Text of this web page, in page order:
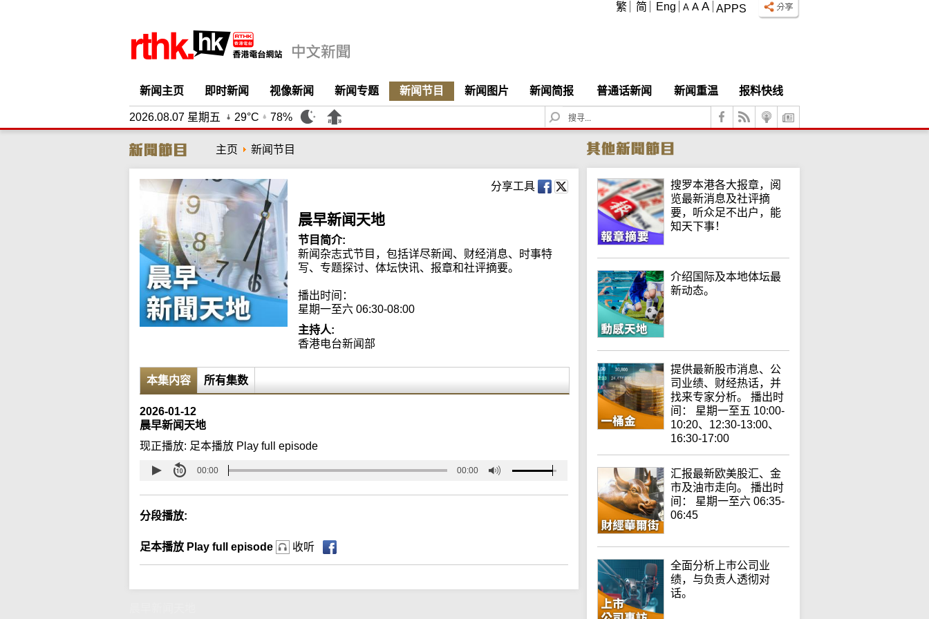
APPS
A A A
繁 简 Eng
新闻主页 即时新闻 视像新闻 新闻专题 新闻节目 新闻图片 新闻简报 普通话新闻 新闻重温 报料快线
2026.08.07 星期五 29°C 78%
S
e
c
h
主页 新闻节目
分享工具
晨早新闻天地
节目简介:
新闻杂志式节目，包括详尽新闻、财经消息、时事特
写、专题探讨、体坛快讯、报章和社评摘要。
播出时间：
星期一至六 06:30-08:00
主持人:
香港电台新闻部
本集内容 所有集数
2026-01-12
晨早新闻天地
现正播放: 足本播放 Play full episode
00:00 00:00
分段播放:
足本播放 Play full episode 收听
搜罗本港各大报章，阅
览最新消息及社评摘
要，听众足不出户，能
知天下事！
介绍国际及本地体坛最
新动态。
提供最新股市消息、公
司业绩、财经热话，并
找来专家分析。 播出时
间： 星期一至五 10:00-
10:20、12:30-13:00、
16:30-17:00
汇报最新欧美股汇、金
市及油市走向。 播出时
间： 星期一至六 06:35-
06:45
全面分析上巿公司业
绩，与负责人透彻对
话。